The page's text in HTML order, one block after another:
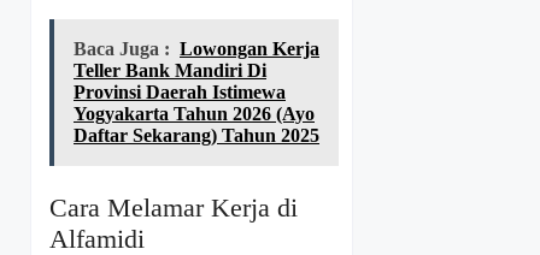
Baca Juga : Lowongan Kerja
Teller Bank Mandiri Di
Provinsi Daerah Istimewa
Yogyakarta Tahun 2026 (Ayo
Daftar Sekarang) Tahun 2025
Cara Melamar Kerja di
Alfamidi